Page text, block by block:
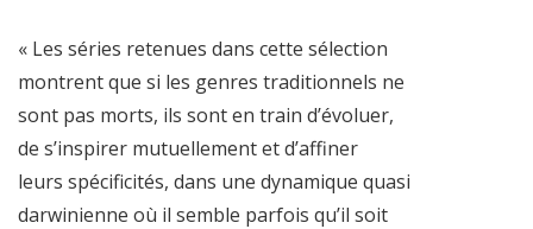
« Les séries retenues dans cette sélection
montrent que si les genres traditionnels ne
sont pas morts, ils sont en train d’évoluer,
de s’inspirer mutuellement et d’affiner
leurs spécificités, dans une dynamique quasi
darwinienne où il semble parfois qu’il soit